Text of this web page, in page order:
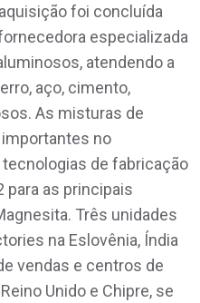
foi concluída
especializada
atendendo a
aço, cimento,
As misturas de
no
de fabricação
para as principais
Três unidades
na Eslovênia, Índia
vendas e centros de
Unido e Chipre, se